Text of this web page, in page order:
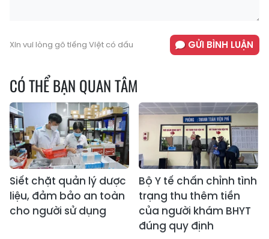
Xin vui lòng gõ tiếng Việt có dấu GỬI BÌNH LUẬN
CÓ THỂ BẠN QUAN TÂM
Siết chặt quản lý dược
liệu, đảm bảo an toàn
cho người sử dụng
Bộ Y tế chấn chỉnh tình
trạng thu thêm tiền
của người khám BHYT
đúng quy định